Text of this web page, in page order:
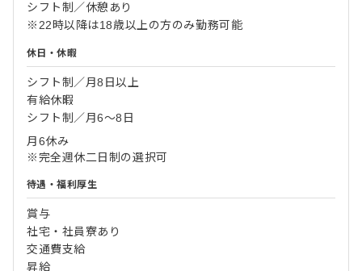
シフト制／休憩あり
※22時以降は18歳以上の方のみ勤務可能
休日・休暇
シフト制／月8日以上
有給休暇
シフト制／月6～8日
月6休み
※完全週休二日制の選択可
待遇・福利厚生
賞与
社宅・社員寮あり
交通費支給
昇給